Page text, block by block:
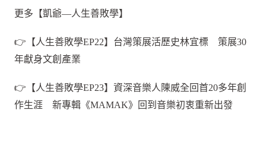
更多【凱爺—人生善敗學】
👉【人生善敗學EP22】台灣策展活歷史林宜標 策展30
年獻身文創產業
👉【人生善敗學EP23】資深音樂人陳威全回首20多年創
作生涯 新專輯《MAMAK》回到音樂初衷重新出發